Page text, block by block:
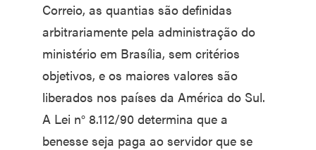
Correio, as quantias são definidas
arbitrariamente pela administração do
ministério em Brasília, sem critérios
objetivos, e os maiores valores são
liberados nos países da América do Sul.
A Lei n° 8.112/90 determina que a
benesse seja paga ao servidor que se